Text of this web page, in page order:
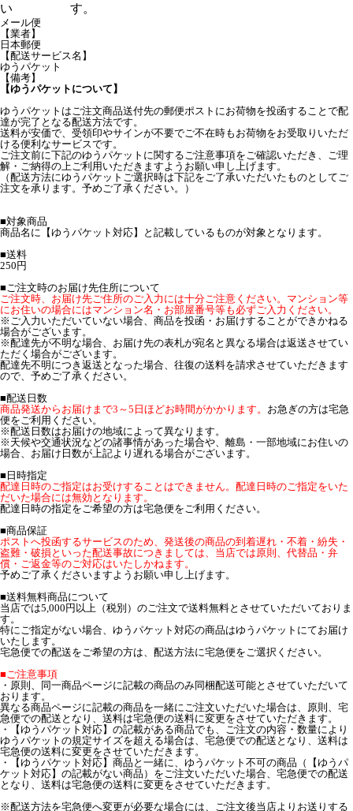
い
す。
メール便
【業者】
日本郵便
【配送サービス名】
ゆうパケット
【備考】
【ゆうパケットについて】
ゆうパケットはご注文商品送付先の郵便ポストにお荷物を投函することで配
達が完了となる配送方法です。
送料が安価で、受領印やサインが不要でご不在時もお荷物をお受取りいただ
ける便利なサービスです。
ご注文前に下記のゆうパケットに関するご注意事項をご確認いただき、ご理
解・ご納得の上ご利用いただきますようお願い申し上げます。
（配送方法にゆうパケットご選択時は下記をご了承いただいたものとしてご
注文を承ります。予めご了承ください。）
■対象商品
商品名に【ゆうパケット対応】と記載しているものが対象となります。
■送料
250円
■ご注文時のお届け先住所について
ご注文時、お届け先ご住所のご入力には十分ご注意ください。マンション等
にお住いの場合にはマンション名・お部屋番号等も必ずご入力ください。
※ご入力いただいていない場合、商品を投函・お届けすることができかねる
場合がございます。
※配達先が不明な場合、お届け先の表札が宛名と異なる場合は返送させてい
ただく場合がございます。
配達先不明につき返送となった場合、往復の送料を請求させていただきます
ので、予めご了承ください。
■配送日数
商品発送からお届けまで3～5日ほどお時間がかかります。 お急ぎの方は宅急
便をご利用ください。
※配送日数はお届けの地域によって異なります。
※天候や交通状況などの諸事情があった場合や、離島・一部地域にお住いの
場合、お届け日数が上記より遅れる場合がございます。
■日時指定
配達日時のご指定はお受けすることはできません。配達日時のご指定をいた
だいた場合には無効となります。
配達日時の指定をご希望の方は宅急便をご利用ください。
■商品保証
ポストへ投函するサービスのため、発送後の商品の到着遅れ・不着・紛失・
盗難・破損といった配送事故につきましては、当店では原則、代替品・弁
償・ご返金等のご対応はいたしかねます。
予めご了承くださいますようお願い申し上げます。
■送料無料商品について
当店では5,000円以上（税別）のご注文で送料無料とさせていただいておりま
す。
特にご指定がない場合、ゆうパケット対応の商品はゆうパケットにてお届け
いたします。
宅急便での配送をご希望の方は、配送方法に宅急便をご選択ください。
■ご注意事項
・原則、同一商品ページに記載の商品のみ同梱配送可能とさせていただいて
おります。
異なる商品ページに記載の商品を一緒にご注文いただいた場合は、原則、宅
急便での配送となり、送料は宅急便の送料に変更をさせていただきます。
・【ゆうパケット対応】の記載がある商品でも、ご注文の内容・数量により
ゆうパケットの規定サイズを超える場合は、宅急便での配送となり、送料は
宅急便の送料に変更をさせていただきます。
・【ゆうパケット対応】商品と一緒に、ゆうパケット不可の商品（【ゆうパ
ケット対応】の記載がない商品）をご注文いただいた場合、宅急便での配送
となり、送料は宅急便の送料に変更をさせていただきます。
※配送方法を宅急便へ変更が必要な場合には、ご注文後当店よりお送りする